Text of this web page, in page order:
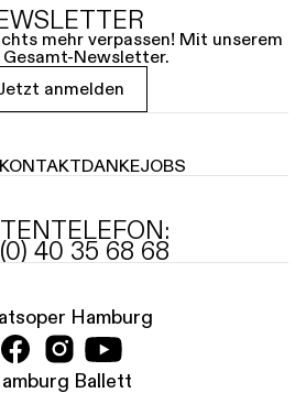
mehr verpassen! Mit unserem
Gesamt-Newsletter.
anmelden
KONTAKTDANKEJOBS
40 35 68 68
Hamburg
Ballett